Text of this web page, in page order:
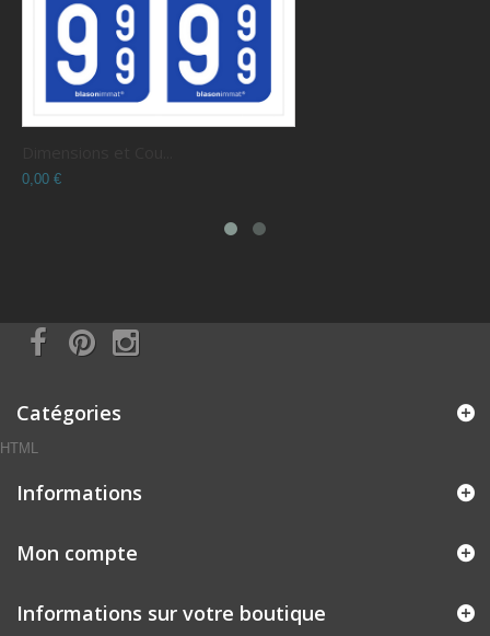
0,00 €
Catégories
HTML
Informations
Mon compte
Informations sur votre boutique